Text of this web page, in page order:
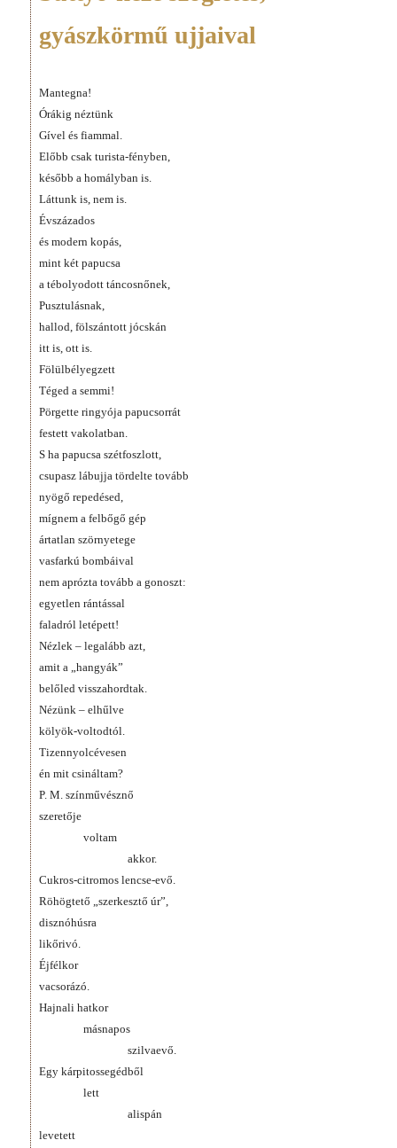
gyászkörmű ujjaival
Mantegna!
Órákig néztünk
Gível és fiammal.
Előbb csak turista-fényben,
később a homályban is.
Láttunk is, nem is.
Évszázados
és modern kopás,
mint két papucsa
a tébolyodott táncosnőnek,
Pusztulásnak,
hallod, fölszántott jócskán
itt is, ott is.
Fölülbélyegzett
Téged a semmi!
Pörgette ringyója papucsorrát
festett vakolatban.
S ha papucsa szétfoszlott,
csupasz lábujja tördelte tovább
nyögő repedésed,
mígnem a felbőgő gép
ártatlan szörnyetege
vasfarkú bombáival
nem aprózta tovább a gonoszt:
egyetlen rántással
faladról letépett!
Nézlek – legalább azt,
amit a „hangyák”
belőled visszahordtak.
Nézünk – elhűlve
kölyök-voltodtól.
Tizennyolcévesen
én mit csináltam?
P. M. színművésznő
szeretője
voltam
akkor.
Cukros-citromos lencse-evő.
Röhögtető „szerkesztő úr”,
disznóhúsra
likőrivó.
Éjfélkor
vacsorázó.
Hajnali hatkor
másnapos
szilvaevő.
Egy kárpitossegédből
lett
alispán
levetett